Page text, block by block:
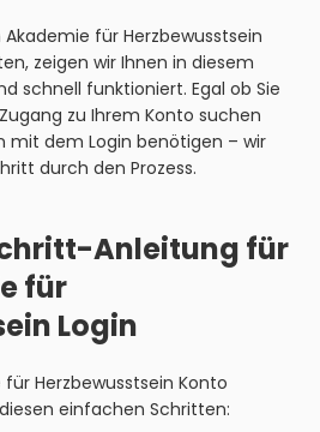
für Herzbewusstsein
zeigen wir Ihnen in diesem
schnell funktioniert. Egal ob Sie
zu Ihrem Konto suchen
mit dem Login benötigen – wir
durch den Prozess.
Anleitung für
für
Login
Herzbewusstsein Konto
einfachen Schritten: